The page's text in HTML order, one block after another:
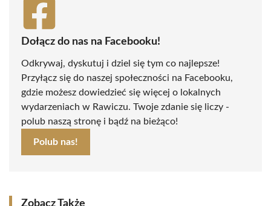
Dołącz do nas na Facebooku!
Odkrywaj, dyskutuj i dziel się tym co najlepsze!
Przyłącz się do naszej społeczności na Facebooku,
gdzie możesz dowiedzieć się więcej o lokalnych
wydarzeniach w Rawiczu. Twoje zdanie się liczy -
polub naszą stronę i bądź na bieżąco!
Polub nas!
Zobacz Także